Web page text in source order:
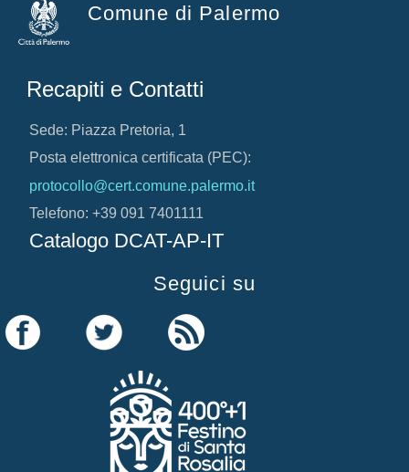
Comune di Palermo
Recapiti e Contatti
Sede: Piazza Pretoria, 1
Posta elettronica certificata (PEC):
protocollo@cert.comune.palermo.it
Telefono: +39 091 7401111
Catalogo DCAT-AP-IT
Seguici su